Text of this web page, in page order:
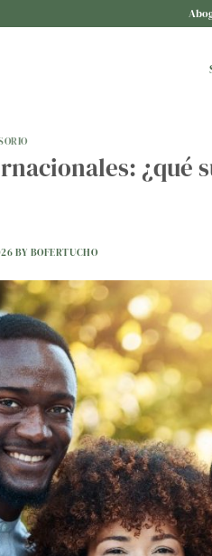
¿qué
BY BOFERTUCHO